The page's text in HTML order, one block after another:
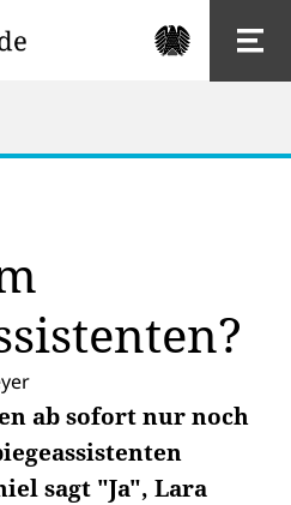
ab sofort nur noch
sagt "Ja", Lara